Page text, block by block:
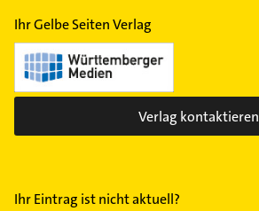
Ihr Gelbe Seiten Verlag
Verlag kontaktieren
Ihr Eintrag ist nicht aktuell?